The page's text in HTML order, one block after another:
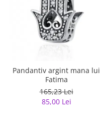
Pandantiv argint mana lui
Fatima
165,23 Lei
85,00 Lei